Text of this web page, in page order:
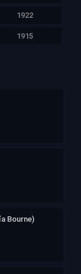
1922
1915
Bourne)